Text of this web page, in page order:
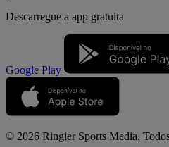
Descarregue a app gratuita
Google Play
© 2026 Ringier Sports Media.